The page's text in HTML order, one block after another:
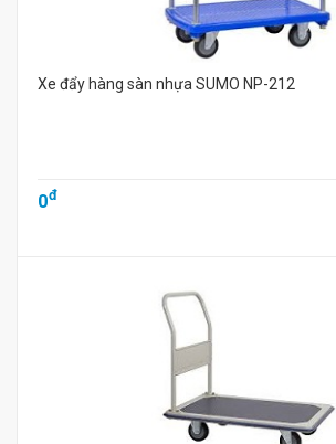
Xe đẩy hàng sàn nhựa SUMO NP-212
0đ